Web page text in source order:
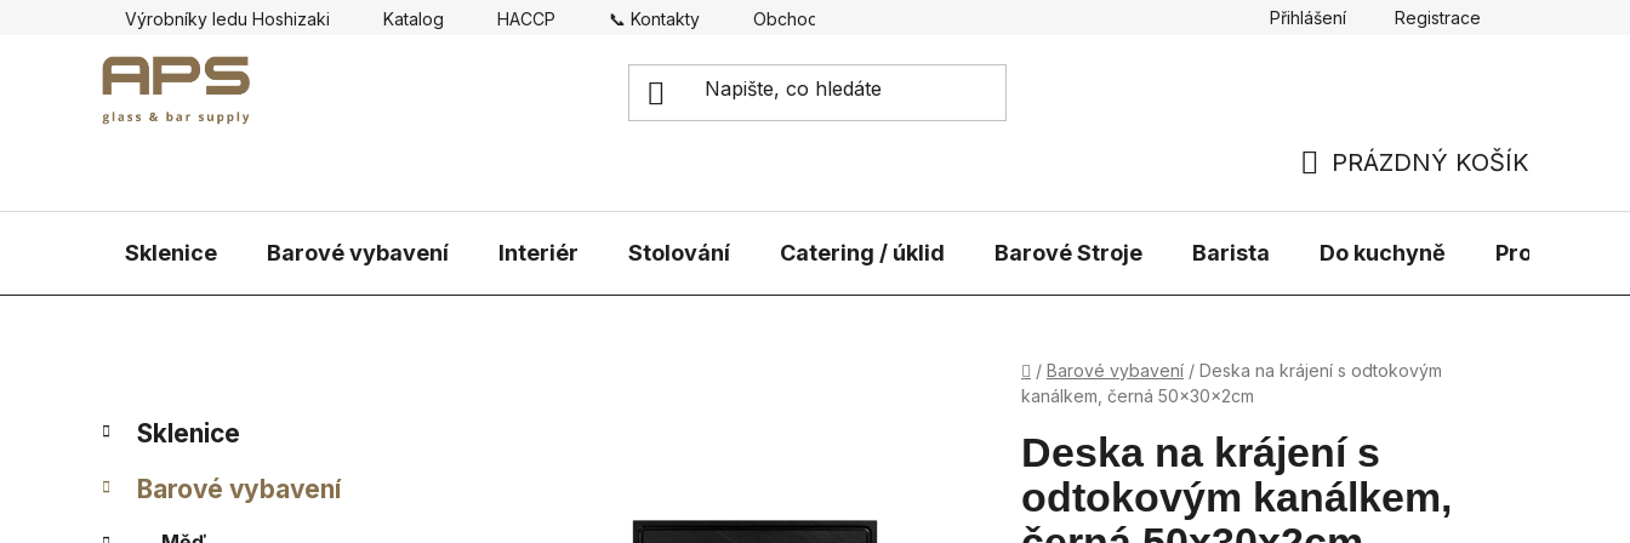
Výrobníky ledu Hoshizaki Katalog HACCP 📞 Kontakty Obchodní podmínky Přihlášení Registrace
KOŠÍK
PRÁZDNÝ KOŠÍK
Sklenice Barové vybavení Interiér Stolování Catering / úklid Barové Stroje Barista Do kuchyně Prodávané
Domů
/ Barové vybavení / Deska na krájení s odtokovým
kanálkem, černá 50x30x2cm
P
s
Přeskočit
kategorie
K
a
e
Sklenice
Barové vybavení
Deska na krájení s
odtokovým kanálkem,